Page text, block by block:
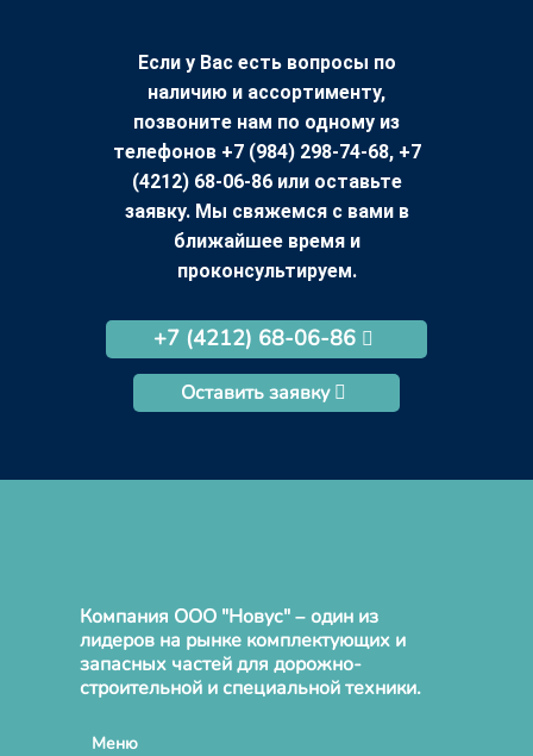
Если у Вас есть вопросы по
наличию и ассортименту,
позвоните нам по одному из
телефонов +7 (984) 298-74-68, +7
(4212) 68-06-86 или оставьте
заявку. Мы свяжемся с вами в
ближайшее время и
проконсультируем.
+7 (4212) 68-06-86
Оставить заявку
Компания ООО "Новус" – один из
лидеров на рынке комплектующих и
запасных частей для дорожно-
строительной и специальной техники.
Меню